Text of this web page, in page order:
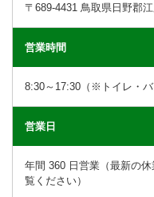
〒689-4431 鳥取県日野郡
営業時間
8:30～17:30（※トイレ・バ
営業日
年間 360 日営業（最新の
覧ください）